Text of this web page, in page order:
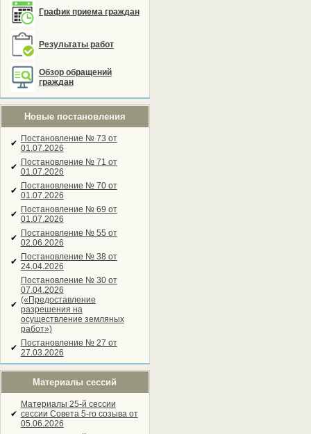
График приема граждан
Результаты работ
Обзор обращений
граждан
Новые постановления
✔ Постановление № 73 от
01.07.2026
✔ Постановление № 71 от
01.07.2026
✔ Постановление № 70 от
01.07.2026
✔ Постановление № 69 от
01.07.2026
✔ Постановление № 55 от
02.06.2026
✔ Постановление № 38 от
24.04.2026
✔
Постановление № 30 от
07.04.2026
(«Предоставление
разрешения на
осуществление земляных
работ»)
✔ Постановление № 27 от
27.03.2026
Материалы сессий
✔
Материалы 25-й сессии
сессии Совета 5-го созыва от
05.06.2026